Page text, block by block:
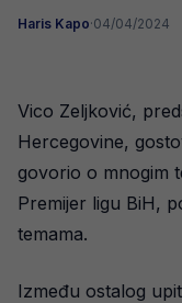
Haris Kapo·04/04/2024
Vico Zeljković,
Hercegovine,
govorio o mnogim
Premijer ligu BiH,
temama.
Između ostalog